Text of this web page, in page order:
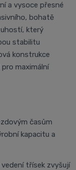
a vysoce přesné
bohatě
který
stabilitu
konstrukce
maximální
časům
kapacitu a
třísek zvyšují